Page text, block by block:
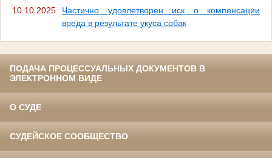
10.10.2025
Частично удовлетворен иск о компенсации
вреда в результате укуса собак
ПОДАЧА ПРОЦЕССУАЛЬНЫХ ДОКУМЕНТОВ В
ЭЛЕКТРОННОМ ВИДЕ
О СУДЕ
СУДЕЙСКОЕ СООБЩЕСТВО